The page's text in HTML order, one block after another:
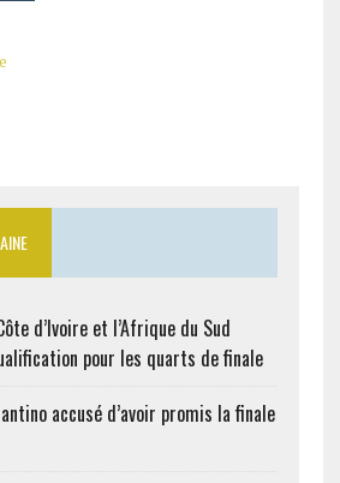
d’Ivoire et l’Afrique du Sud
pour les quarts de finale
accusé d’avoir promis la finale